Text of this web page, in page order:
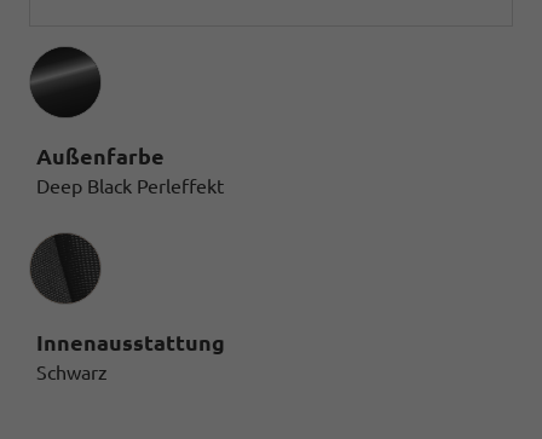
Außenfarbe
Deep Black Perleffekt
Innenausstattung
Innenausstattung
Schwarz